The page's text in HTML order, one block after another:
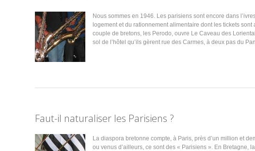
Nous sommes en 1946. Les parisiens sont encore dans
logement et du rationnement alimentaire dont les tickets
couple de bretons, les Perodo, ouvre Le Caveau des
sol de l’hôtel qu’ils gèrent rue des Carmes, à deux pas du
Faut-il naturaliser les Parisiens ?
La diaspora bretonne compte, à Paris, près d’un million et
ou venus d’ailleurs, ce sont des « Parisiens ». En Bretagne,